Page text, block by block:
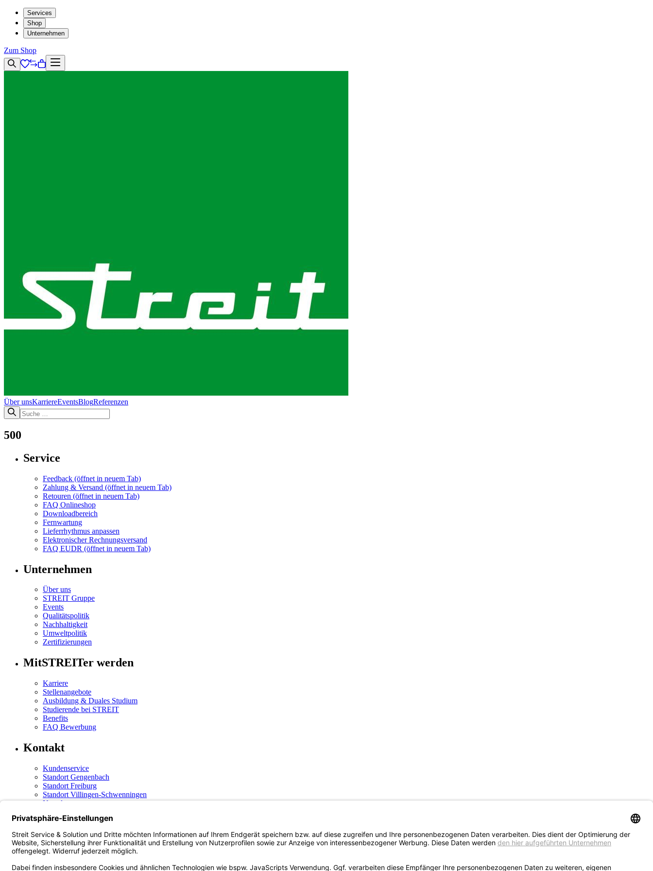
Services
Shop
Unternehmen
Zum Shop
Über unsKarriereEventsBlogReferenzen
500
Service
Feedback (öffnet in neuem Tab)
Zahlung & Versand (öffnet in neuem Tab)
Retouren (öffnet in neuem Tab)
FAQ Onlineshop
Downloadbereich
Fernwartung
Lieferrhythmus anpassen
Elektronischer Rechnungsversand
FAQ EUDR (öffnet in neuem Tab)
Unternehmen
Über uns
STREIT Gruppe
Events
Qualitätspolitik
Nachhaltigkeit
Umweltpolitik
Zertifizierungen
MitSTREITer werden
Karriere
Stellenangebote
Ausbildung & Duales Studium
Studierende bei STREIT
Benefits
FAQ Bewerbung
Kontakt
Kundenservice
Standort Gengenbach
Standort Freiburg
Standort Villingen-Schwenningen
Newsletter
Social Media
Instagram(öffnet in neuem Tab)
Facebook(öffnet in neuem Tab)